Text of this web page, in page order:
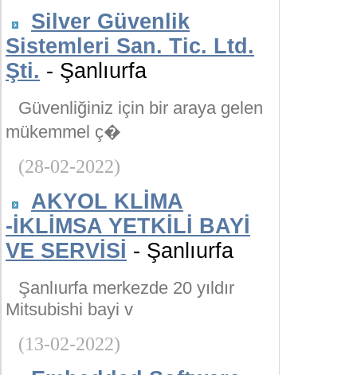
Silver Güvenlik
Sistemleri San. Tic. Ltd.
Şti. - Şanlıurfa
Güvenliğiniz için bir araya gelen
mükemmel ç�
(28-02-2022)
AKYOL KLİMA
-İKLİMSA YETKİLİ BAYİ
VE SERVİSİ - Şanlıurfa
Şanlıurfa merkezde 20 yıldır
Mitsubishi bayi v
(13-02-2022)